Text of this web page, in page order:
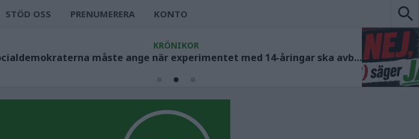
STÖD OSS PRENUMERERA KONTO
KRÖNIKOR
Socialdemokraterna måste ange när experimentet med 14-åringar ska avbrytas